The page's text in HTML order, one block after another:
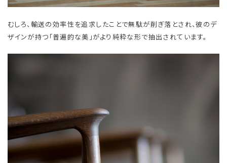
むしろ、輸送の効率性を追求したことで無駄が削ぎ落とされ、彼のデ
ザインが持つ「普遍的な美」がより純粋な形で抽出されています。